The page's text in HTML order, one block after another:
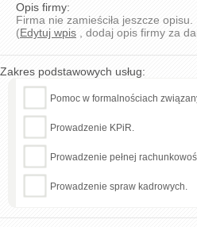
Opis firmy:
Firma nie zamieściła jeszcze opisu.
(Edytuj wpis , dodaj opis firmy za
Zakres podstawowych usług:
Pomoc w formalnościach
Prowadzenie KPiR.
Prowadzenie pełnej
Prowadzenie spraw kadrowych.